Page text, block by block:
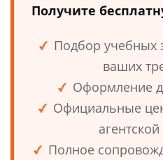
Получите
Подбор учебных
ваших
Оформление
Официальные
Полное